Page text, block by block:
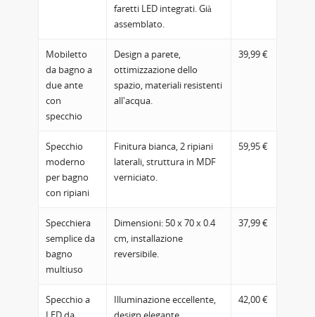
faretti LED integrati. Già
assemblato.
Mobiletto
da bagno a
due ante
con
specchio
Design a parete,
ottimizzazione dello
spazio, materiali resistenti
all'acqua.
39,99 €
Specchio
moderno
per bagno
con ripiani
Finitura bianca, 2 ripiani
laterali, struttura in MDF
verniciato.
59,95 €
Specchiera
semplice da
bagno
multiuso
Dimensioni: 50 x 70 x 0.4
cm, installazione
reversibile.
37,99 €
Specchio a
Illuminazione eccellente,
42,00 €